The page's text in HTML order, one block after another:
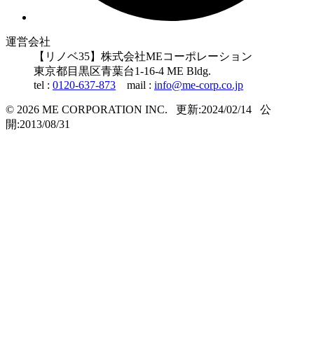
運営会社
【リノベ35】株式会社MEコーポレーション
東京都目黒区青葉台1-16-4 ME Bldg.
tel : 0120-637-873 mail : info@me-corp.co.jp
© 2026 ME CORPORATION INC. 更新:2024/02/14 公
開:2013/08/31